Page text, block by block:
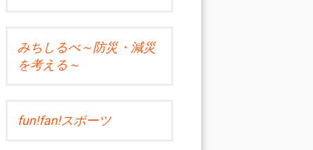
みちしるべ～防災・減災
を考える～
fun!fan!スポーツ